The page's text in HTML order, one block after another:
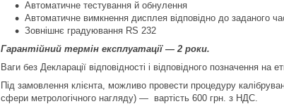
Автоматичне тестування й обнулення
Автоматичне вимкнення дисплея відповідно до заданого
Зовнішнє градуювання RS 232
Гарантійний термін експлуатації — 2 роки.
Ваги без Декларації відповідності і відповідного позначення
Під замовлення клієнта, можливо провести процедуру
сфери метрологічного нагляду) — вартість 600 грн. з НДС.